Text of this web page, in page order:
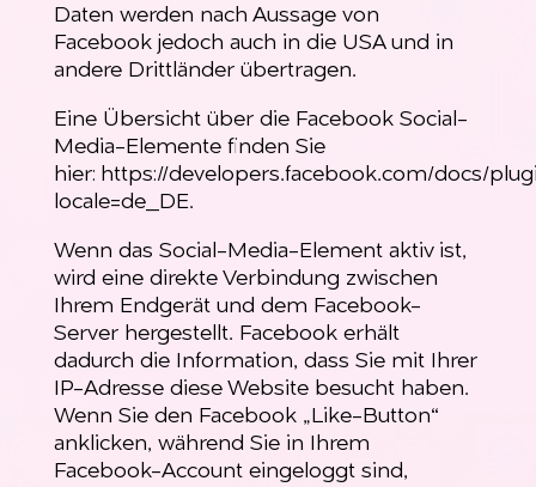
Daten werden nach Aussage von
Facebook jedoch auch in die USA und in
andere Drittländer übertragen.
Eine Übersicht über die Facebook Social-
Media-Elemente finden Sie
hier: https://developers.facebook.com/docs/
locale=de_DE.
Wenn das Social-Media-Element aktiv ist,
wird eine direkte Verbindung zwischen
Ihrem Endgerät und dem Facebook-
Server hergestellt. Facebook erhält
dadurch die Information, dass Sie mit Ihrer
IP-Adresse diese Website besucht haben.
Wenn Sie den Facebook „Like-Button“
anklicken, während Sie in Ihrem
Facebook-Account eingeloggt sind,